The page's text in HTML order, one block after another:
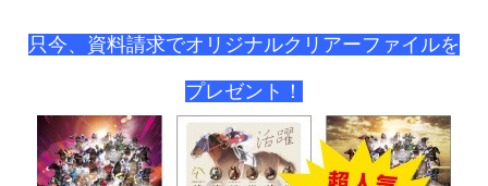
只今、資料請求でオリジナルクリアーファイルを
プレゼント！